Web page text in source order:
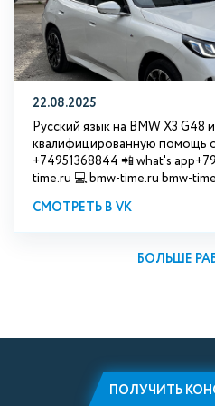
22.08.2025
Русский язык на BMW X3 G48
квалифицированную помощь
+74951368844 📲 what's
time.ru 💻 bmw-time.ru bmw-
СМОТРЕТЬ В VK
БОЛЬШЕ
ПОЛУЧИТЬ